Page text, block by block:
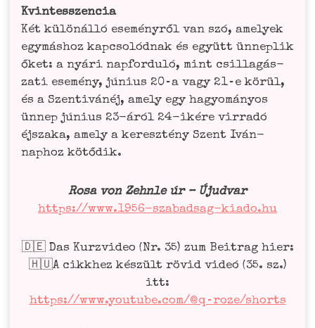
Kvint­ess­zen­cia
Két különál­ló ese­mé­ny­ről van szó, ame­ly­ek
egymás­hoz kapc­solód­nak és együtt ünne­plik
őket: a nyá­ri napfor­duló, mint csil­la­gás­
za­ti ese­mé­ny, júni­us 20‑a vagy 21‑e körül,
és a Szen­ti­vá­néj, ame­ly egy hagyomá­n­y­os
ünnep júni­us 23-áról 24-iké­re vir­ra­dó
éjs­za­ka, ame­ly a keresz­té­ny Szent Iván-
naphoz kötődik.
Rosa von Zehn­le úr – Újud­var
https://www.1956-szabadsag-kiado.hu
🇩🇪 Das Kurz­vi­deo (Nr. 35) zum Bei­trag hier:
🇭🇺A cikk­hez kés­zült rövid videó (35. sz.)
itt:
https://www.youtube.com/@q‑roze/shorts